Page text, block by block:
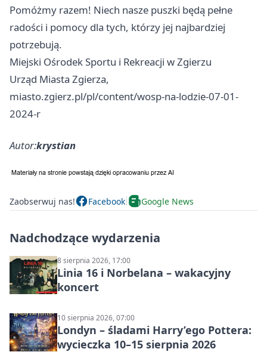
Pomóżmy razem! Niech nasze puszki będą pełne
radości i pomocy dla tych, którzy jej najbardziej
potrzebują.
Miejski Ośrodek Sportu i Rekreacji w Zgierzu
Urząd Miasta Zgierza,
miasto.zgierz.pl/pl/content/wosp-na-lodzie-07-01-
2024-r
Autor:krystian
Zaobserwuj nas! Facebook Google News
Nadchodzące wydarzenia
8 sierpnia 2026, 17:00
Linia 16 i Norbelana – wakacyjny
koncert
10 sierpnia 2026, 07:00
Londyn – śladami Harry’ego Pottera:
wycieczka 10–15 sierpnia 2026